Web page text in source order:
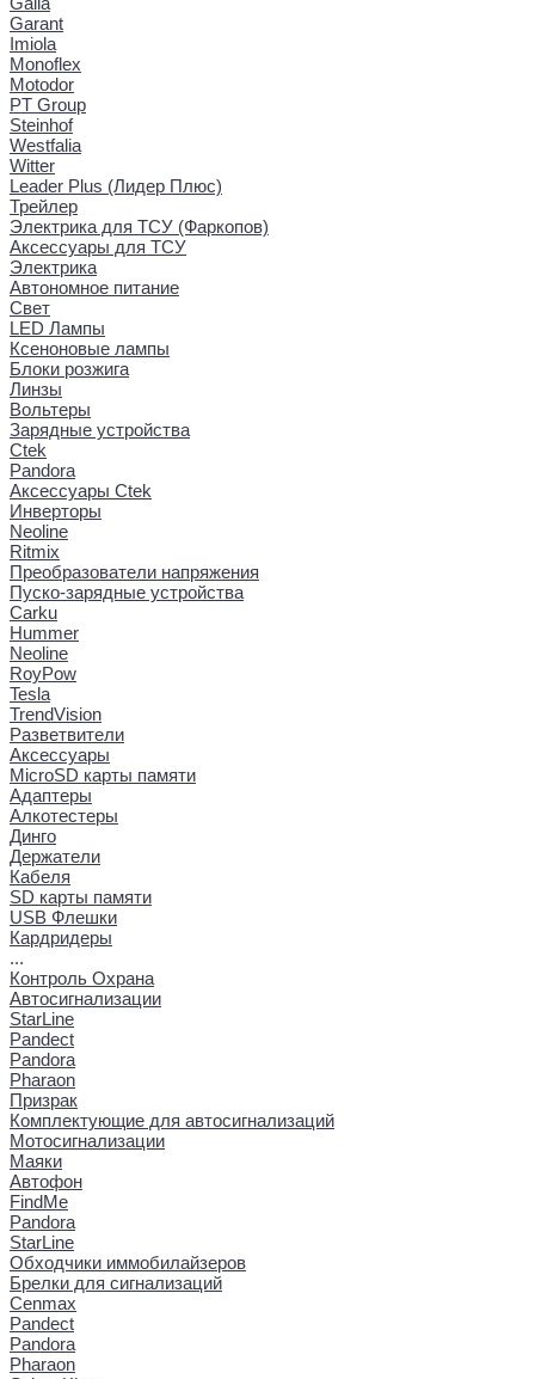
Garant
Imiola
Monoflex
Motodor
PT Group
Steinhof
Westfalia
Witter
Leader Plus (Лидер Плюс)
Трейлер
Электрика для ТСУ (Фаркопов)
Аксессуары для ТСУ
Электрика
Автономное питание
Свет
LED Лампы
Ксеноновые лампы
Блоки розжига
Линзы
Вольтеры
Зарядные устройства
Ctek
Pandora
Аксессуары Ctek
Инверторы
Neoline
Ritmix
Преобразователи напряжения
Пуско-зарядные устройства
Carku
Hummer
Neoline
RoyPow
Tesla
TrendVision
Разветвители
Аксессуары
MicroSD карты памяти
Адаптеры
Алкотестеры
Динго
Держатели
Кабеля
SD карты памяти
USB Флешки
Кардридеры
...
Контроль Охрана
Автосигнализации
StarLine
Pandect
Pandora
Pharaon
Призрак
Комплектующие для автосигнализаций
Мотосигнализации
Маяки
Автофон
FindMe
Pandora
StarLine
Обходчики иммобилайзеров
Брелки для сигнализаций
Cenmax
Pandect
Pandora
Pharaon